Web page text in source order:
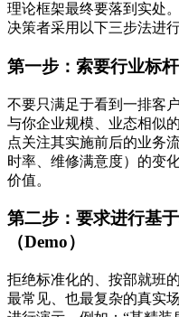
理论框架最终要落到实处
决策者采用以下三步法进
第一步：索要行业标
不要只满足于看到一排客
与你企业规模、业态相似
点关注其实施前后的业务
时率、维修满意度）的变
价值。
第二步：要求进行基
（Demo）
拒绝标准化的、按部就班
最常见、也最复杂的真实